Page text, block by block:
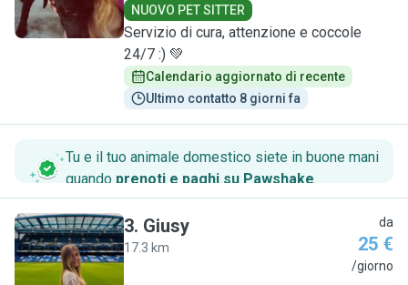
NUOVO PET SITTER
Servizio di cura, attenzione e coccole
24/7 :) 💚
Calendario aggiornato di recente
Ultimo contatto 8 giorni fa
Tu e il tuo animale domestico siete in buone mani
quando prenoti e paghi su Pawshake.
G
3. Giusy
17.3 km
da
25 €
/giorno